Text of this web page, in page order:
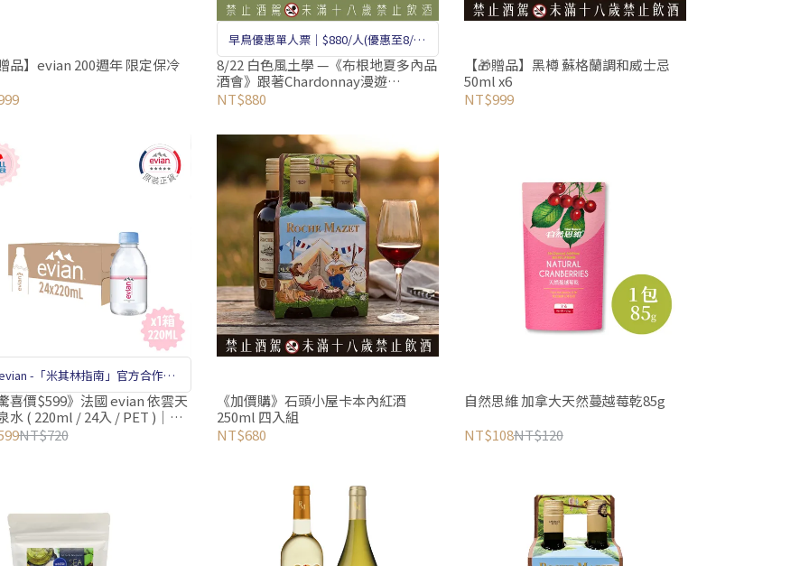
贈品】evian 200週年 限定保冷
早鳥優惠單人票｜$880/人(優惠至8/18
止 原價1380/人) 🍷佳釀美酒1杯只要220
元
8/22 白色風土學 —《布根地夏多內品
酒會》跟著Chardonnay漫遊
Burgundy🥂
NT$880
【🎁贈品】黑樽 蘇格蘭調和威士忌
50ml x6
NT$999
-「米其林指南」官方合作夥
伴、官方指定用水
喜價$599》法國 evian 依雲天
水 ( 220ml / 24入 / PET )｜日
巧瓶
NT$720
《加價購》石頭小屋卡本內紅酒
250ml 四入組
NT$680
自然思維 加拿大天然蔓越莓乾85g
NT$108NT$120